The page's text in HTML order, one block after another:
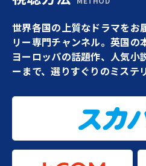
世界各国の上質なドラマをお
リー専門チャンネル。英国の
ヨーロッパの話題作、人気小
ーまで、選りすぐりのミステ